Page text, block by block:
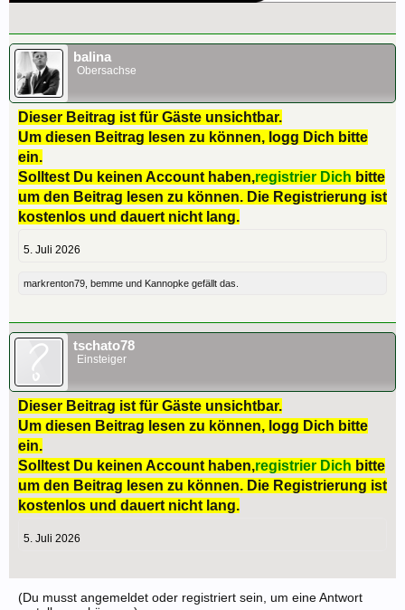
balina
Obersachse
Dieser Beitrag ist für Gäste unsichtbar.
Um diesen Beitrag lesen zu können, logg Dich bitte
ein.
Solltest Du keinen Account haben,registrier Dich bitte
um den Beitrag lesen zu können. Die Registrierung ist
kostenlos und dauert nicht lang.
5. Juli 2026
markrenton79, bemme und Kannopke gefällt das.
tschato78
Einsteiger
Dieser Beitrag ist für Gäste unsichtbar.
Um diesen Beitrag lesen zu können, logg Dich bitte
ein.
Solltest Du keinen Account haben,registrier Dich bitte
um den Beitrag lesen zu können. Die Registrierung ist
kostenlos und dauert nicht lang.
5. Juli 2026
(Du musst angemeldet oder registriert sein, um eine Antwort